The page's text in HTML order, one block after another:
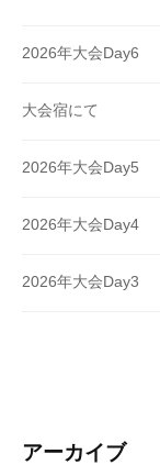
2026年大会Day6
大会宿にて
2026年大会Day5
2026年大会Day4
2026年大会Day3
アーカイブ